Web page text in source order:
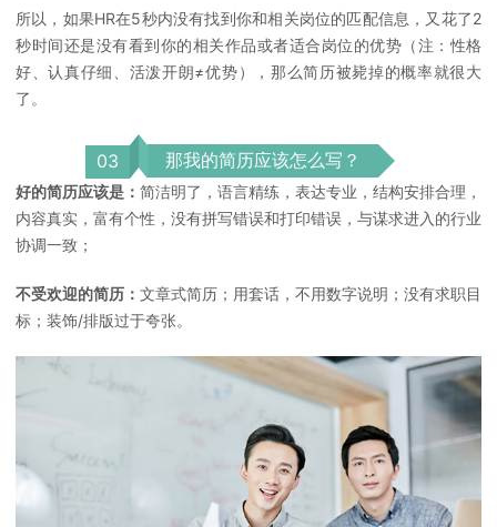
所以，如果HR在5秒内没有找到你和相关岗位的匹配信息，又花了2
秒时间还是没有看到你的相关作品或者适合岗位的优势（注：性格
好、认真仔细、活泼开朗≠优势），那么简历被毙掉的概率就很大
了。
03 那我的简历应该怎么写？
好的简历应该是： 简洁明了，语言精练，表达专业，结构安排合理，
内容真实，富有个性，没有拼写错误和打印错误，与谋求进入的行业
协调一致；
不受欢迎的简历： 文章式简历；用套话，不用数字说明；没有求职目
标；装饰/排版过于夸张。